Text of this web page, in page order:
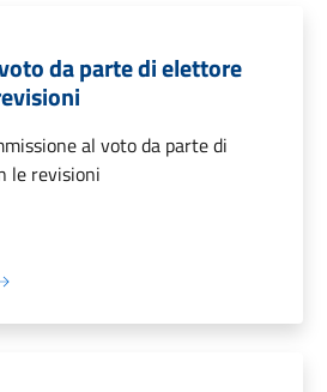
da parte di elettore
al voto da parte di
le revisioni